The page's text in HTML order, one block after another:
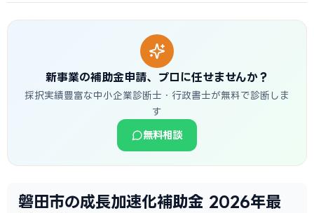
新事業の補助金申請、プロに任せませんか？
採択実績豊富な中小企業診断士・行政書士が無料で診断しま
す
無料相談
磐田市の成長加速化補助金 2026年最